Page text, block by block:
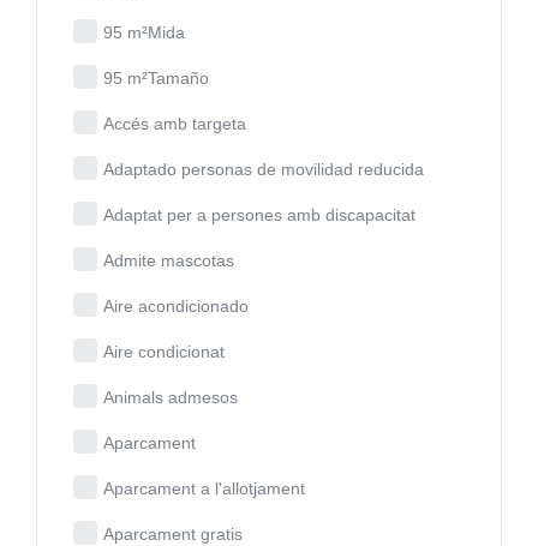
95 m²Mida
95 m²Tamaño
Accés amb targeta
Adaptado personas de movilidad reducida
Adaptat per a persones amb discapacitat
Admite mascotas
Aire acondicionado
Aire condicionat
Animals admesos
Aparcament
Aparcament a l'allotjament
Aparcament gratis